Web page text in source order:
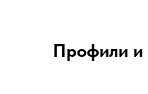
Профили и